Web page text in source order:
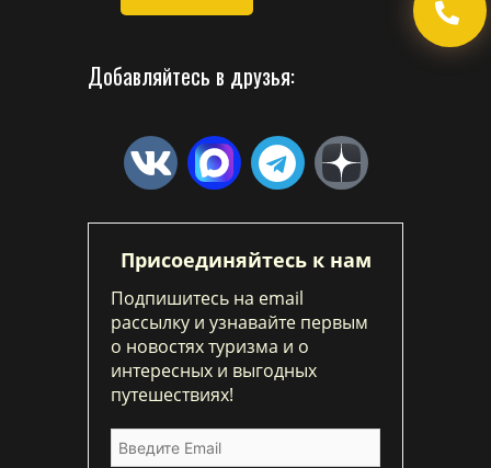
Добавляйтесь в друзья:
Присоединяйтесь к нам
Подпишитесь на email
рассылку и узнавайте первым
о новостях туризма и о
интересных и выгодных
путешествиях!